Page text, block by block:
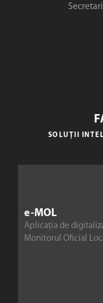
e-MOL
Aplicația de
Monitorul Oficial
SOLUȚII